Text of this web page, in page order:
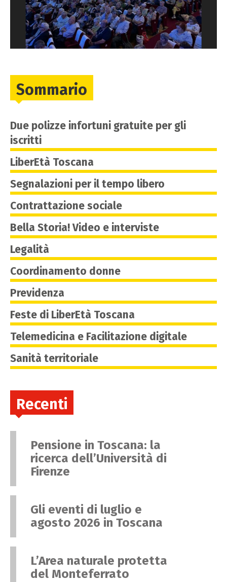
Sommario
Due polizze infortuni gratuite per gli
iscritti
LiberEtà Toscana
Segnalazioni per il tempo libero
Contrattazione sociale
Bella Storia! Video e interviste
Legalità
Coordinamento donne
Previdenza
Feste di LiberEtà Toscana
Telemedicina e Facilitazione digitale
Sanità territoriale
Recenti
Pensione in Toscana: la
ricerca dell’Università di
Firenze
Gli eventi di luglio e
agosto 2026 in Toscana
L’Area naturale protetta
del Monteferrato